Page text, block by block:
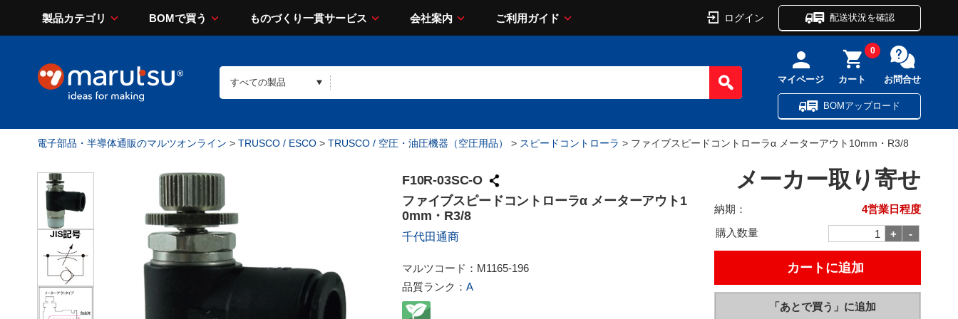
製品カテゴリ BOMで買う ものづくり一貫サービス 会社案内 ご利用ガイド ログイン 配送状況を確認
マイページ カート
0
お問合せ
BOMアップロード
電子部品・半導体通販のマルツオンライン > TRUSCO / ESCO > TRUSCO / 空圧・油圧機器（空圧用品） > スピードコントローラ > ファイブスピードコントローラα メーターアウト10mm・R3/8
F10R-03SC-O
ファイブスピードコントローラα メーターアウト1
0mm・R3/8
千代田通商
マルツコード： M1165-196
品質ランク： A
メーカー取り寄せ
納期：
4営業日程度
購入数量